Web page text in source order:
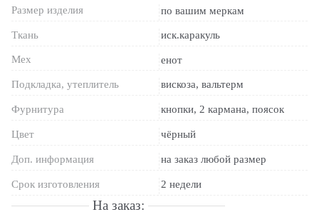
Размер изделия по вашим меркам
Ткань иск.каракуль
Мех енот
Подкладка, утеплитель вискоза, вальтерм
Фурнитура кнопки, 2 кармана, поясок
Цвет чёрный
Доп. информация на заказ любой размер
Срок изготовления 2 недели
На заказ: